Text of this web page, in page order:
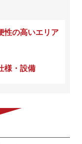
性の高いエリア
様・設備